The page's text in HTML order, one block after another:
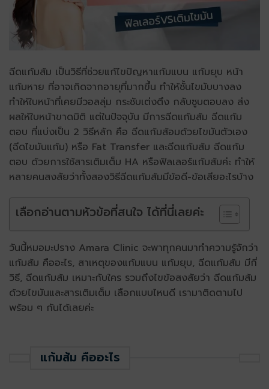
ฉีดแก้มส้ม เป็นวิธีที่ช่วยแก้ไขปัญหาแก้มแบน แก้มยุบ หน้า
แก้มหาย ที่อาจเกิดจากอายุที่มากขึ้น ทำให้ชั้นไขมับบางลง
ทำให้ใบหน้าที่เคยมีวอลลุ่ม กระชับเต่งตึง กลับซูบตอบลง ส่ง
ผลให้ใบหน้าขาดมิติ แต่ในปัจจุบัน มีการฉีดแก้มส้ม ฉีดแก้ม
ตอบ ที่แบ่งเป็น 2 วิธีหลัก คือ ฉีดแก้มส้อมด้วยไขมันตัวเอง
(ฉีดไขมันแก้ม) หรือ Fat Transfer และฉีดแก้มส้ม ฉีดแก้ม
ตอบ ด้วยการใช้สารเติมเต็ม HA หรือฟิลเลอร์แก้มส้มค่ะ ทำให้
หลายคนสงสัยว่าทั้งสองวิธีฉีดแก้มส้มมีข้อดี-ข้อเสียอะไรบ้าง
เลือกอ่านตามหัวข้อที่สนใจ ได้ที่นี่เลยค่ะ
วันนี้หมอมะปราง Amara Clinic จะพาทุกคนมาทำความรู้จักว่า
แก้มส้ม คืออะไร, สาเหตุของแก้มแบน แก้มยุบ, ฉีดแก้มส้ม มีกี่
วิธี, ฉีดแก้มส้ม เหมาะกับใคร รวมถึงไขข้อสงสัยว่า ฉีดแก้มส้ม
ด้วยไขมันและสารเติมเต็ม เลือกแบบไหนดี เรามาติดตามไป
พร้อม ๆ กันได้เลยค่ะ
แก้มส้ม คืออะไร